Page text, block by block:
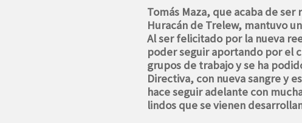
Tomás Maza, que acaba de
Huracán de Trelew, mantuvo
Al ser felicitado por la nueva
poder seguir aportando por el
grupos de trabajo y se ha
Directiva, con nueva sangre y
hace seguir adelante con
lindos que se vienen